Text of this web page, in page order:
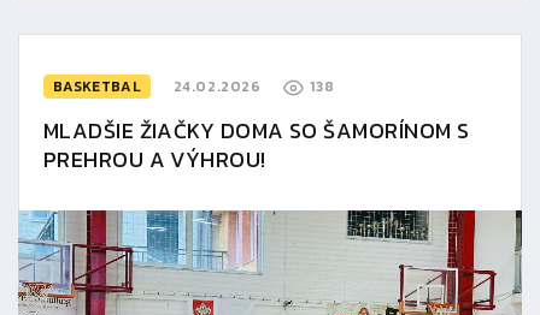
BASKETBAL 24.02.2026 138
MLADŠIE ŽIAČKY DOMA SO ŠAMORÍNOM S
PREHROU A VÝHROU!